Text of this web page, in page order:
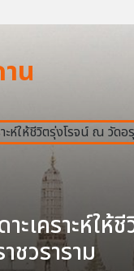
น
าะเคราะห์ให้
วราราม